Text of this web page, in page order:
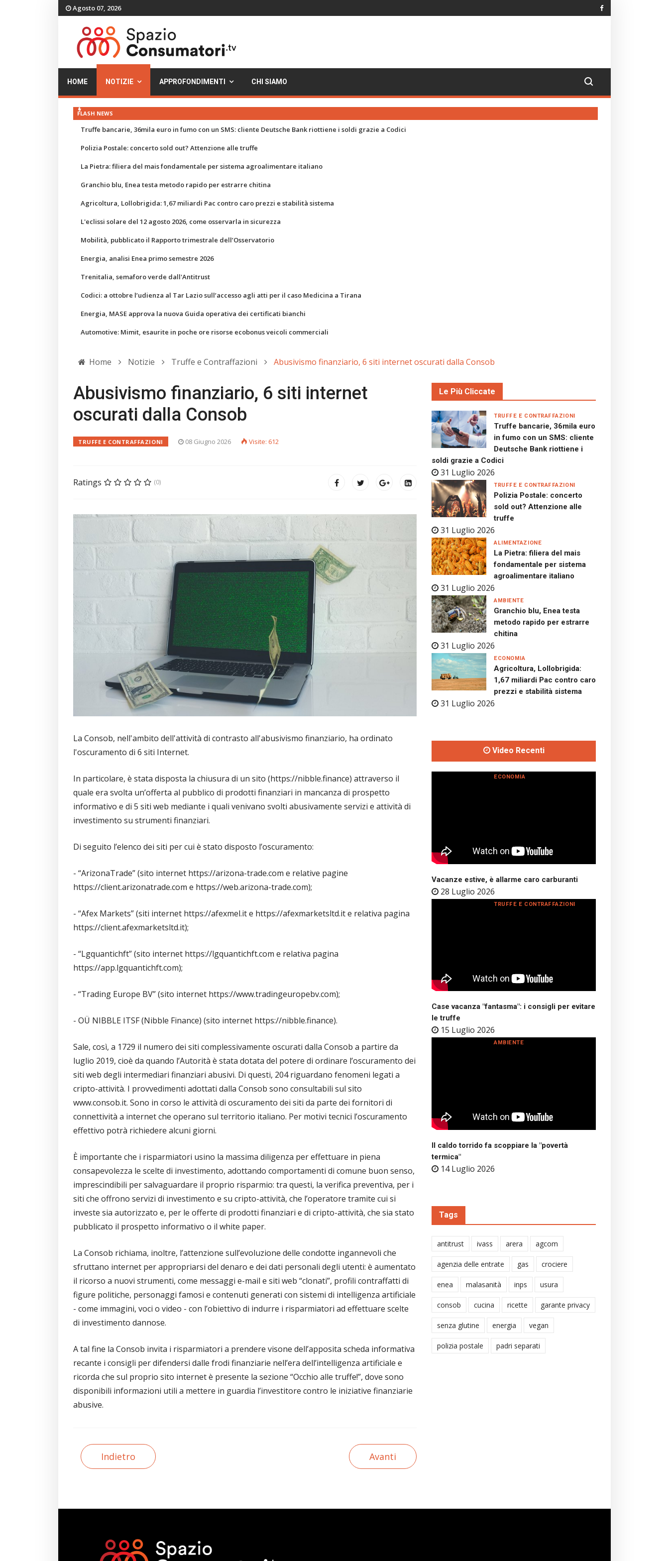
Agosto 07, 2026
HOME NOTIZIE APPROFONDIMENTI CHI SIAMO
FLASH NEWS
Truffe bancarie, 36mila euro in fumo con un SMS: cliente Deutsche Bank riottiene i soldi grazie a Codici
Polizia Postale: concerto sold out? Attenzione alle truffe
La Pietra: filiera del mais fondamentale per sistema agroalimentare italiano
Granchio blu, Enea testa metodo rapido per estrarre chitina
Agricoltura, Lollobrigida: 1,67 miliardi Pac contro caro prezzi e stabilità sistema
L'eclissi solare del 12 agosto 2026, come osservarla in sicurezza
Mobilità, pubblicato il Rapporto trimestrale dell’Osservatorio
Energia, analisi Enea primo semestre 2026
Trenitalia, semaforo verde dall'Antitrust
Codici: a ottobre l’udienza al Tar Lazio sull’accesso agli atti per il caso Medicina a Tirana
Energia, MASE approva la nuova Guida operativa dei certificati bianchi
Automotive: Mimit, esaurite in poche ore risorse ecobonus veicoli commerciali
Home Notizie Truffe e Contraffazioni Abusivismo finanziario, 6 siti internet oscurati dalla Consob
Abusivismo finanziario, 6 siti internet
oscurati dalla Consob
TRUFFE E CONTRAFFAZIONI 08 Giugno 2026 Visite: 612
Ratings (0)
La Consob, nell'ambito dell'attività di contrasto all'abusivismo finanziario, ha ordinato
l'oscuramento di 6 siti Internet.
In particolare, è stata disposta la chiusura di un sito (https://nibble.finance) attraverso il
quale era svolta un’offerta al pubblico di prodotti finanziari in mancanza di prospetto
informativo e di 5 siti web mediante i quali venivano svolti abusivamente servizi e attività di
investimento su strumenti finanziari.
Di seguito l’elenco dei siti per cui è stato disposto l’oscuramento:
- “ArizonaTrade” (sito internet https://arizona-trade.com e relative pagine
https://client.arizonatrade.com e https://web.arizona-trade.com);
- “Afex Markets” (siti internet https://afexmel.it e https://afexmarketsltd.it e relativa pagina
https://client.afexmarketsltd.it);
- “Lgquantichft” (sito internet https://lgquantichft.com e relativa pagina
https://app.lgquantichft.com);
- “Trading Europe BV” (sito internet https://www.tradingeuropebv.com);
- OÜ NIBBLE ITSF (Nibble Finance) (sito internet https://nibble.finance).
Sale, così, a 1729 il numero dei siti complessivamente oscurati dalla Consob a partire da
luglio 2019, cioè da quando l’Autorità è stata dotata del potere di ordinare l’oscuramento dei
siti web degli intermediari finanziari abusivi. Di questi, 204 riguardano fenomeni legati a
cripto-attività. I provvedimenti adottati dalla Consob sono consultabili sul sito
www.consob.it. Sono in corso le attività di oscuramento dei siti da parte dei fornitori di
connettività a internet che operano sul territorio italiano. Per motivi tecnici l’oscuramento
effettivo potrà richiedere alcuni giorni.
È importante che i risparmiatori usino la massima diligenza per effettuare in piena
consapevolezza le scelte di investimento, adottando comportamenti di comune buon senso,
imprescindibili per salvaguardare il proprio risparmio: tra questi, la verifica preventiva, per i
siti che offrono servizi di investimento e su cripto-attività, che l’operatore tramite cui si
investe sia autorizzato e, per le offerte di prodotti finanziari e di cripto-attività, che sia stato
pubblicato il prospetto informativo o il white paper.
La Consob richiama, inoltre, l’attenzione sull’evoluzione delle condotte ingannevoli che
sfruttano internet per appropriarsi del denaro e dei dati personali degli utenti: è aumentato
il ricorso a nuovi strumenti, come messaggi e-mail e siti web “clonati”, profili contraffatti di
figure politiche, personaggi famosi e contenuti generati con sistemi di intelligenza artificiale
- come immagini, voci o video - con l’obiettivo di indurre i risparmiatori ad effettuare scelte
di investimento dannose.
A tal fine la Consob invita i risparmiatori a prendere visone dell’apposita scheda informativa
recante i consigli per difendersi dalle frodi finanziarie nell’era dell’intelligenza artificiale e
ricorda che sul proprio sito internet è presente la sezione “Occhio alle truffe!”, dove sono
disponibili informazioni utili a mettere in guardia l’investitore contro le iniziative finanziarie
abusive.
Indietro Avanti
Le Più Cliccate
Truffe bancarie, 36mila euro
in fumo con un SMS: cliente
Deutsche Bank riottiene i
soldi grazie a Codici
31 Luglio 2026
TRUFFE E CONTRAFFAZIONI
Polizia Postale: concerto
sold out? Attenzione alle
truffe
31 Luglio 2026
TRUFFE E CONTRAFFAZIONI
La Pietra: filiera del mais
fondamentale per sistema
agroalimentare italiano
31 Luglio 2026
ALIMENTAZIONE
Granchio blu, Enea testa
metodo rapido per estrarre
chitina
31 Luglio 2026
AMBIENTE
Agricoltura, Lollobrigida:
1,67 miliardi Pac contro caro
prezzi e stabilità sistema
31 Luglio 2026
ECONOMIA
Video Recenti
Vacanze estive, è allarme caro carburanti
28 Luglio 2026
ECONOMIA
Case vacanza "fantasma": i consigli per evitare
le truffe
15 Luglio 2026
TRUFFE E CONTRAFFAZIONI
Il caldo torrido fa scoppiare la "povertà
termica"
14 Luglio 2026
AMBIENTE
Tags
antitrust ivass arera agcom
agenzia delle entrate gas crociere
enea malasanità inps usura
consob cucina ricette garante privacy
senza glutine energia vegan
polizia postale padri separati